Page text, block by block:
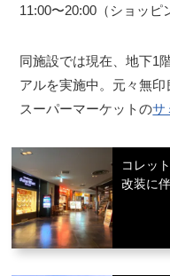
11:00〜20:00（ショッピ
同施設では現在、地下1
アルを実施中。元々無
スーパーマーケットのサ
コレッ
改装に